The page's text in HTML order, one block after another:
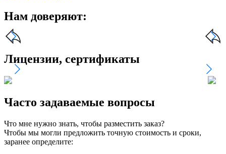
Нам доверяют:
Лицензии, сертификаты
Часто задаваемые вопросы
Что мне нужно знать, чтобы разместить заказ?
Чтобы мы могли предложить точную стоимость и сроки,
заранее определите: